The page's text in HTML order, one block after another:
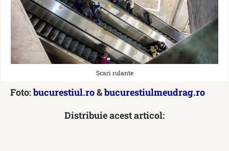
Scari rulante
Foto:bucurestiul.ro&bucurestiulmeudrag.ro
Distribuie acest articol: